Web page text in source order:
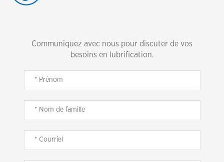
Communiquez avec nous pour discuter de vos
besoins en lubrification.